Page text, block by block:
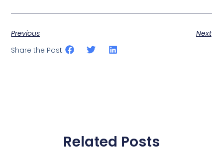
Previous
Next
Share the Post:
Related Posts